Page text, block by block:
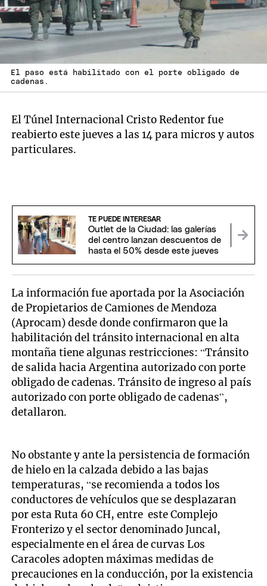
El paso está habilitado con el porte obligado de
cadenas.
El Túnel Internacional Cristo Redentor fue
reabierto este jueves a las 14 para micros y autos
particulares.
TE PUEDE INTERESAR
Outlet de la Ciudad: las galerías
del centro lanzan descuentos de
hasta el 50% desde este jueves
La información fue aportada por la Asociación
de Propietarios de Camiones de Mendoza
(Aprocam) desde donde confirmaron que la
habilitación del tránsito internacional en alta
montaña tiene algunas restricciones: “Tránsito
de salida hacia Argentina autorizado con porte
obligado de cadenas. Tránsito de ingreso al país
autorizado con porte obligado de cadenas”,
detallaron.
No obstante y ante la persistencia de formación
de hielo en la calzada debido a las bajas
temperaturas, “se recomienda a todos los
conductores de vehículos que se desplazaran
por esta Ruta 60 CH, entre este Complejo
Fronterizo y el sector denominado Juncal,
especialmente en el área de curvas Los
Caracoles adopten máximas medidas de
precauciones en la conducción, por la existencia